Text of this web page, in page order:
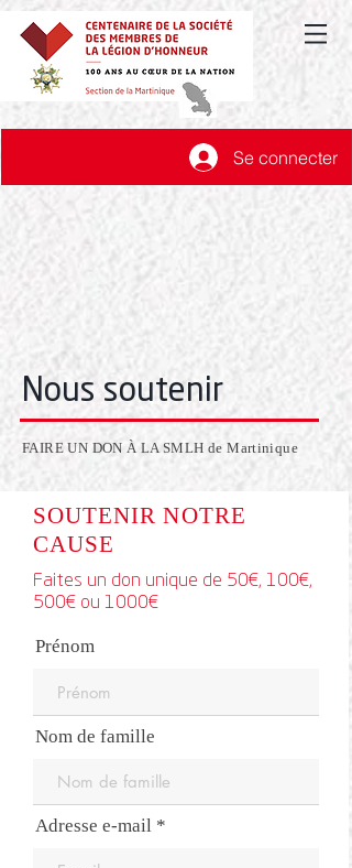
Se connecter
Nous soutenir
FAIRE UN DON À LA SMLH de Martinique
SOUTENIR NOTRE
CAUSE
Faites un don unique de 50€, 100€,
500€ ou 1000€
Prénom
Nom de famille
Adresse e-mail